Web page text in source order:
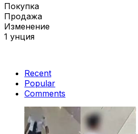
Покупка
Продажа
Изменение
1 унция
Recent
Popular
Comments